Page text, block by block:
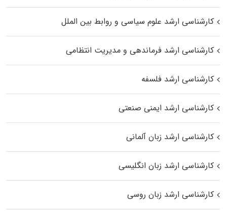
کارشناسی ارشد علوم سیاسی و روابط بین الملل
کارشناسی ارشد فرماندهی و مدیریت انتظامی
کارشناسی ارشد فلسفه
کارشناسی ارشد ایمنی صنعتی
کارشناسی ارشد زبان آلمانی
کارشناسی ارشد زبان انگلیسی
کارشناسی ارشد زبان روسی